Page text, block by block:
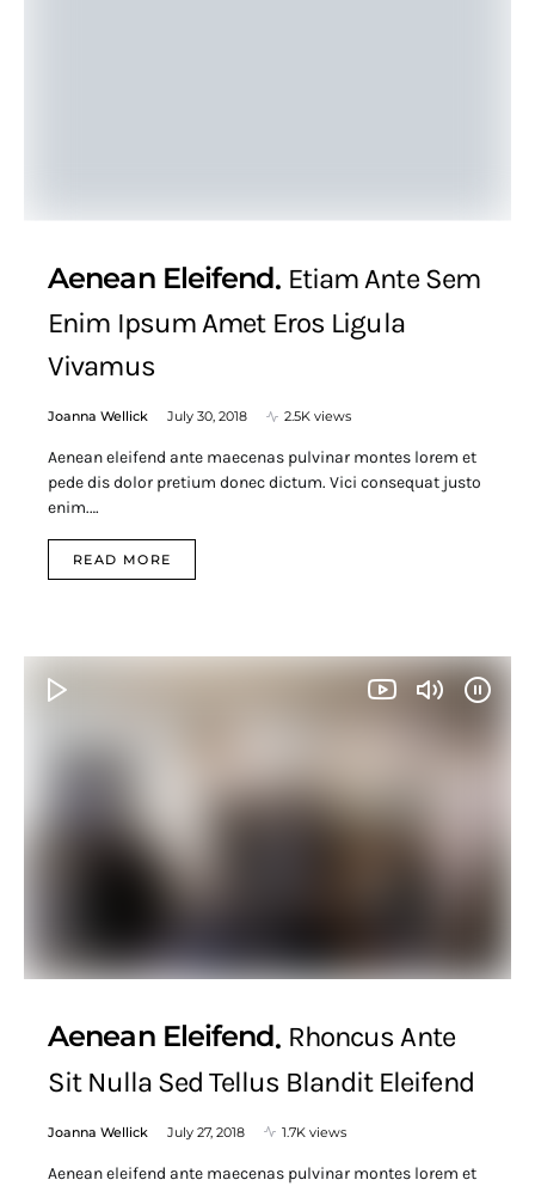
Aenean Eleifend Etiam Ante Sem
Enim Ipsum Amet Eros Ligula
Vivamus
Joanna Wellick July 30, 2018 2.5K views
Aenean eleifend ante maecenas pulvinar montes lorem et
pede dis dolor pretium donec dictum. Vici consequat justo
enim.…
READ MORE
Aenean Eleifend Rhoncus Ante
Sit Nulla Sed Tellus Blandit Eleifend
Joanna Wellick July 27, 2018 1.7K views
Aenean eleifend ante maecenas pulvinar montes lorem et